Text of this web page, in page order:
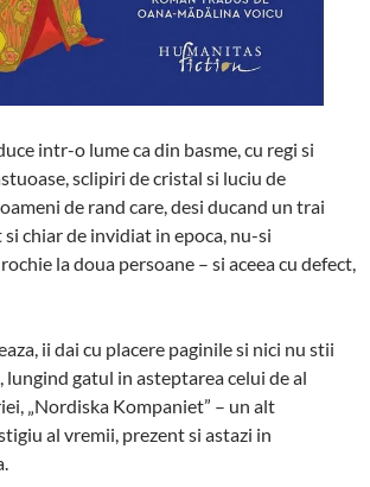
intr-o lume ca din basme, cu regi si
sclipiri de cristal si luciu de
de rand care, desi ducand un trai
chiar de invidiat in epoca, nu-si
la doua persoane – si aceea cu defect,
ii dai cu placere paginile si nici nu stii
lungind gatul in asteptarea celui de al
„Nordiska Kompaniet” – un alt
al vremii, prezent si astazi in